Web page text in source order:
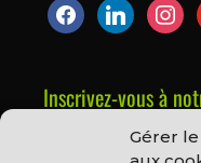
Gérer
Inscrivez-vous à
Prénom ou nom